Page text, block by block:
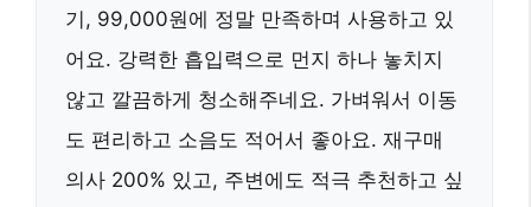
기, 99,000원에 정말 만족하며 사용하고 있
어요. 강력한 흡입력으로 먼지 하나 놓치지
않고 깔끔하게 청소해주네요. 가벼워서 이동
도 편리하고 소음도 적어서 좋아요. 재구매
의사 200% 있고, 주변에도 적극 추천하고 싶